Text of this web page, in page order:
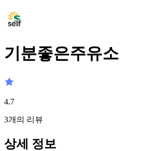
기분좋은주유소
4.7
3개의 리뷰
상세 정보